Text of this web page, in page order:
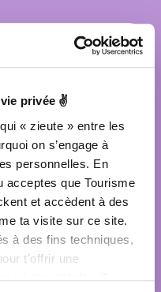
privée ✌
« zieute » entre les
on s’engage à
personnelles. En
acceptes que Tourisme
et accèdent à des
ta visite sur ce site.
à des fins techniques,
t’offrir une
Tout désélectionner